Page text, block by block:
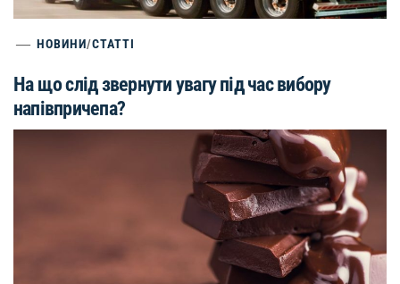
НОВИНИ/СТАТТІ
На що слід звернути увагу під час вибору
напівпричепа?